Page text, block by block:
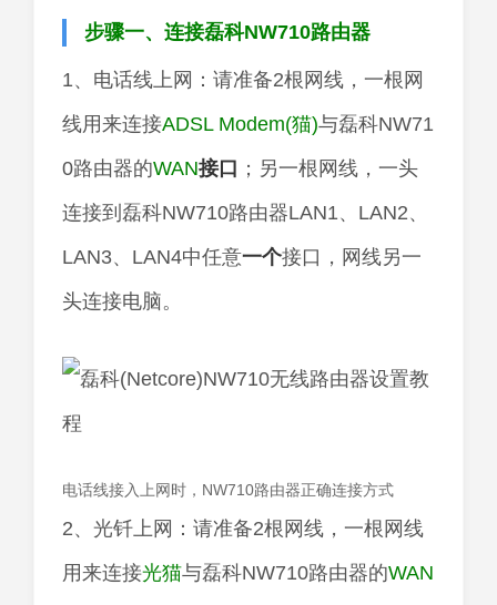
步骤一、连接磊科NW710路由器
1、电话线上网：请准备2根网线，一根网
线用来连接ADSL Modem(猫)与磊科NW71
0路由器的WAN接口 ；另一根网线，一头
连接到磊科NW710路由器LAN1、LAN2、
LAN3、LAN4中任意一个接口，网线另一
头连接电脑。
电话线接入上网时，NW710路由器正确连接方式
2、光钎上网：请准备2根网线，一根网线
用来连接光猫与磊科NW710路由器的WAN